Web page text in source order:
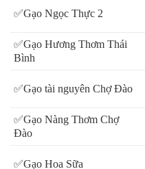
✅Gạo Ngọc Thực 2
✅Gạo Hương Thơm Thái
Bình
✅Gạo tài nguyên Chợ Đào
✅Gạo Nàng Thơm Chợ
Đào
✅Gạo Hoa Sữa